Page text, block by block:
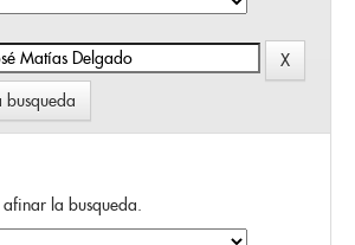
busqueda
la busqueda.